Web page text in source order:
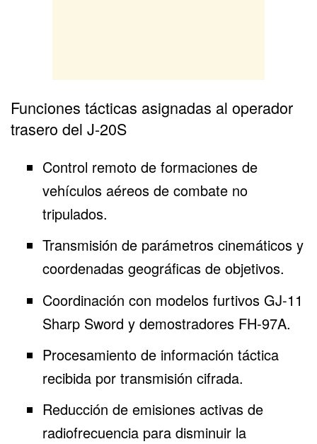
Funciones tácticas asignadas al operador
trasero del J-20S
Control remoto de formaciones de
vehículos aéreos de combate no
tripulados.
Transmisión de parámetros cinemáticos y
coordenadas geográficas de objetivos.
Coordinación con modelos furtivos GJ-11
Sharp Sword y demostradores FH-97A.
Procesamiento de información táctica
recibida por transmisión cifrada.
Reducción de emisiones activas de
radiofrecuencia para disminuir la